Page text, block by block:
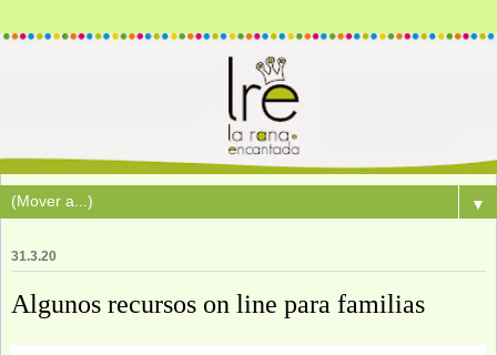
▼
31.3.20
Algunos recursos on line para familias